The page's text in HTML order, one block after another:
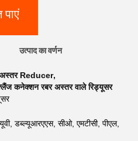
उत्पाद का वर्णन
अस्तर Reducer,
कनेक्शन रबर अस्तर वाले रिड्यूसर
डब्ल्यूआरएएस, सीओ, एमटीसी, पीएल,